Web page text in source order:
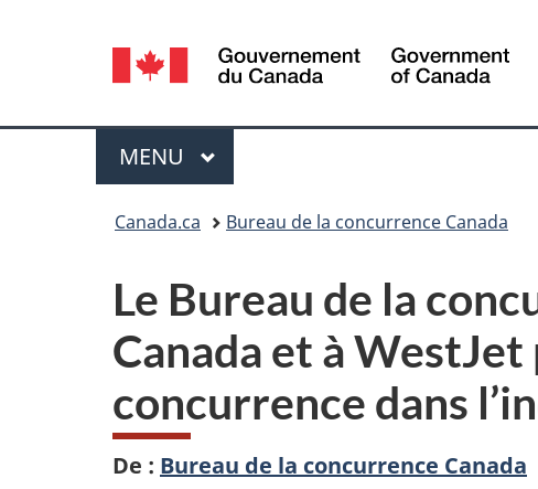
Sélection
de
la
langue
Menu
MENU PRINCIPAL
Canada.ca Bureau de la concurrence Canada
Le Bureau de la
Canada et à
concurrence dans
De : Bureau de la concurrence Canada